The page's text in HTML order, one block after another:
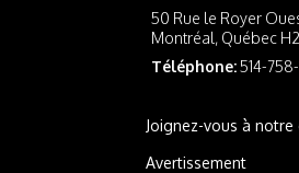
50 Rue le Royer
Montréal, Québec
Téléphone:514-
Joignez-vous à notre
Avertissement